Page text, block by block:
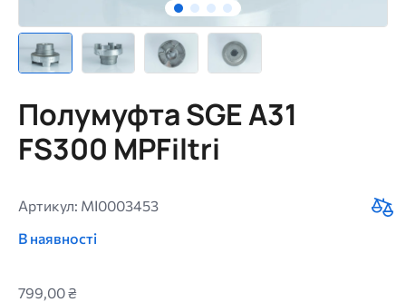
Полумуфта SGE A31
FS300 MPFiltri
Артикул: MI0003453
В наявності
799,00 ₴